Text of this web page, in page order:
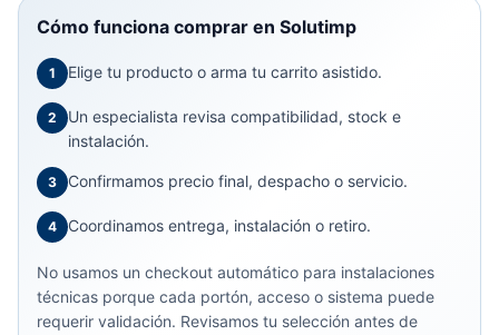
Cómo funciona comprar en Solutimp
1 Elige tu producto o arma tu carrito asistido.
2
Un especialista revisa compatibilidad, stock e
instalación.
3 Confirmamos precio final, despacho o servicio.
4 Coordinamos entrega, instalación o retiro.
No usamos un checkout automático para instalaciones
técnicas porque cada portón, acceso o sistema puede
requerir validación. Revisamos tu selección antes de